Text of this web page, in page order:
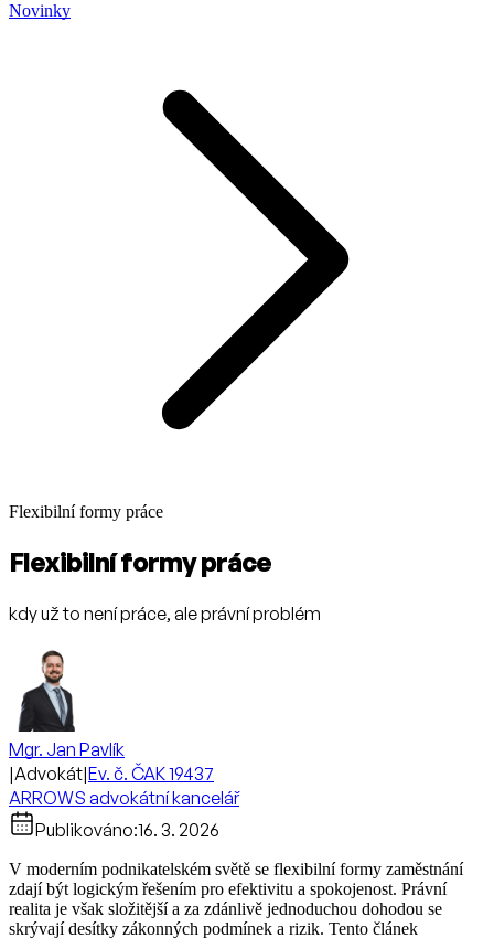
Novinky
Flexibilní formy práce
Flexibilní formy práce
kdy už to není práce, ale právní problém
Mgr. Jan Pavlík
|Advokát|Ev. č. ČAK 19437
ARROWS advokátní kancelář
Publikováno:16. 3. 2026
V moderním podnikatelském světě se flexibilní formy zaměstnání
zdají být logickým řešením pro efektivitu a spokojenost. Právní
realita je však složitější a za zdánlivě jednoduchou dohodou se
skrývají desítky zákonných podmínek a rizik. Tento článek